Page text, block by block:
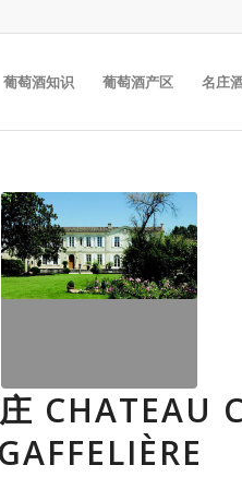
葡萄酒知识 葡萄酒产区 名庄
CHATEAU
GAFFELIÈRE